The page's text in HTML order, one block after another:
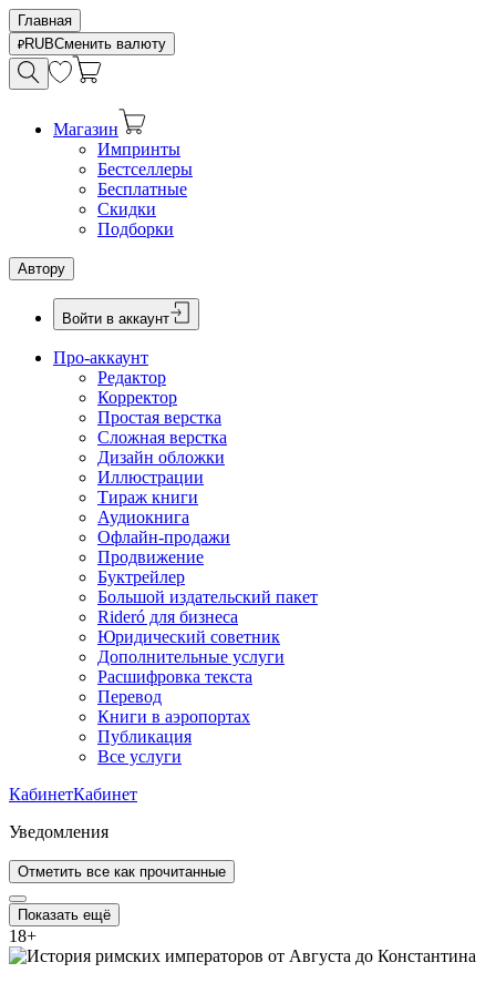
Главная
RUBСменить валюту
Магазин
Импринты
Бестселлеры
Бесплатные
Скидки
Подборки
Автору
Войти в аккаунт
Про-аккаунт
Редактор
Корректор
Простая верстка
Сложная верстка
Дизайн обложки
Иллюстрации
Тираж книги
Аудиокнига
Офлайн-продажи
Продвижение
Буктрейлер
Большой издательский пакет
Rideró для бизнеса
Юридический советник
Дополнительные услуги
Расшифровка текста
Перевод
Книги в аэропортах
Публикация
Все услуги
КабинетКабинет
Уведомления
Отметить все как прочитанные
Показать ещё
18+